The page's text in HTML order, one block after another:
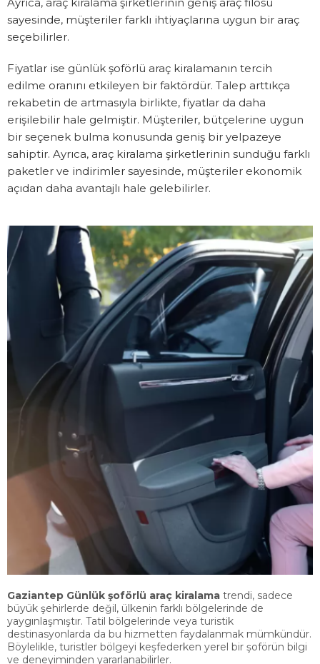
sayesinde, müşteriler farklı ihtiyaçlarına uygun bir araç
seçebilirler.
Fiyatlar ise günlük şoförlü araç kiralamanın tercih
edilme oranını etkileyen bir faktördür. Talep arttıkça
rekabetin de artmasıyla birlikte, fiyatlar da daha
erişilebilir hale gelmiştir. Müşteriler, bütçelerine uygun
bir seçenek bulma konusunda geniş bir yelpazeye
sahiptir. Ayrıca, araç kiralama şirketlerinin sunduğu farklı
paketler ve indirimler sayesinde, müşteriler ekonomik
açıdan daha avantajlı hale gelebilirler.
Gaziantep Günlük şoförlü araç kiralama trendi, sadece
büyük şehirlerde değil, ülkenin farklı bölgelerinde de
yaygınlaşmıştır. Tatil bölgelerinde veya turistik
destinasyonlarda da bu hizmetten faydalanmak mümkündür.
Böylelikle, turistler bölgeyi keşfederken yerel bir şoförün bilgi
ve deneyiminden yararlanabilirler.